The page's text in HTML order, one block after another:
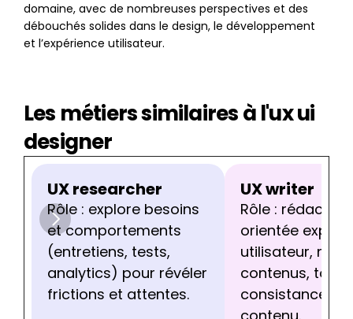
domaine, avec de nombreuses perspectives et des
débouchés solides dans le design, le développement
et l’expérience utilisateur.
Les métiers similaires à l'ux ui
designer
UX researcher
Rôle : explore besoins
et comportements
(entretiens, tests,
analytics) pour révéler
frictions et attentes.
UX writer
Rôle : rédaction
orientée
utilisateur,
contenus, ton,
consistance de